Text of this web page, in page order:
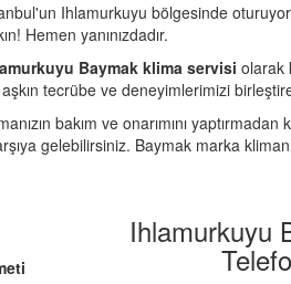
Ihlamurkuyu bölgesinde
Hemen yanınızdadır.
Baymak klima servisi olarak
aşkın tecrübe ve deneyimlerimizi
bakım ve onarımını
gelebilirsiniz. Baymak marka
Ihlamurkuyu